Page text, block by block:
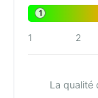
1
1 2
La qualité